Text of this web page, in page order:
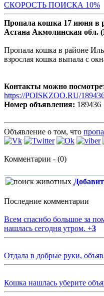
СКОРОСТЬ ПОИСКА 10%
Пропала кошка 17 июня в
Астана Акмолинская обл.
Пропала кошка в районе
взрослая кошка выпала с
Контакты можно
https://POISKZOO.RU/
Номер объявления: 189436
Объявление о том, что
Комментарии - (0)
Последние комментарии
Всем спасибо большое за
нашлась сегодня утром. +3
Отдала в добрые руки,
Кошка нашлась уберите